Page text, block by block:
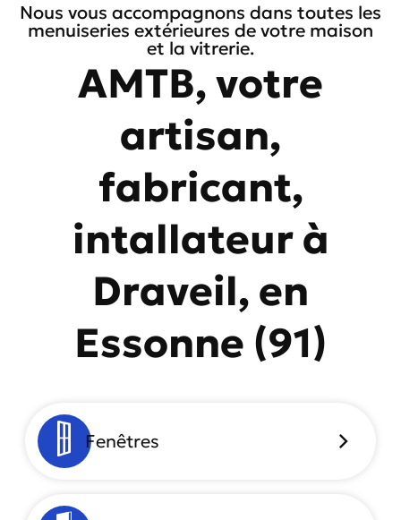
Nous vous accompagnons dans toutes les
menuiseries extérieures de votre maison
et la vitrerie.
AMTB, votre
artisan,
fabricant,
intallateur à
Draveil, en
Essonne (91)
Fenêtres